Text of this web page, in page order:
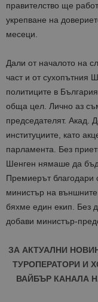
правителство ще
укрепване на
месеци.
Дали от началото на
част и от сухопътния
политиците в
обща цел. Лично аз
председателят. Акад.
институциите, като
парламента. Без
Шенген нямаше да
Премиерът благодари
министър на
бяхме един екип. Без
добави министър-
ЗА АКТУАЛНИ
ТУРОПЕРАТОРИ И
ВАЙБЪР КАНАЛА